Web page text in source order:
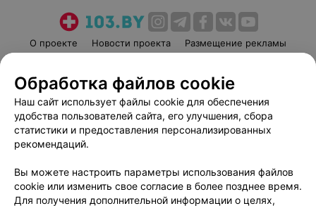
О проекте Новости проекта
Размещение рекламы
Пользовательское соглашение
Способы оплаты
Вакансии
Партнеры
Написать руководителю 103.by
Обработка персональных данных
Обработка файлов cookie
Наш сайт использует файлы cookie для обеспечения
удобства пользователей сайта, его улучшения, сбора
статистики и предоставления персонализированных
рекомендаций.
Вы можете настроить параметры использования файлов
cookie или изменить свое согласие в более позднее время.
Для получения дополнительной информации о целях,